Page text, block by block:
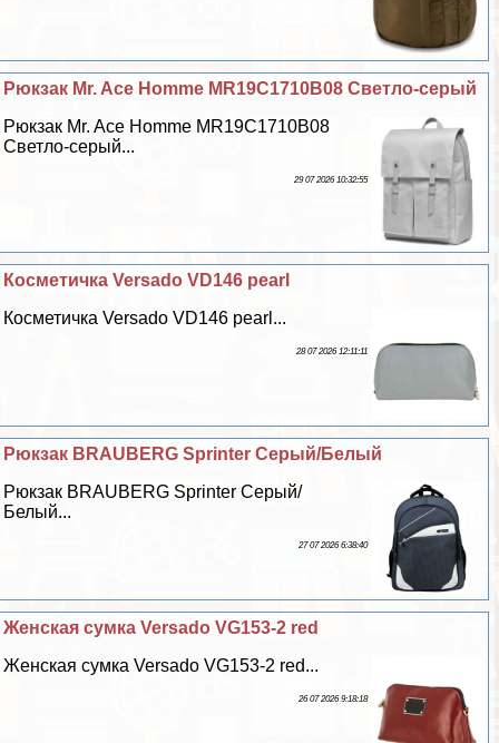
Рюкзак Mr. Ace Homme MR19C1710B08 Светло-серый
Рюкзак Mr. Ace Homme MR19C1710B08
Светло-серый...
29 07 2026 10:32:55
Косметичка Versado VD146 pearl
Косметичка Versado VD146 pearl...
28 07 2026 12:11:11
Рюкзак BRAUBERG Sprinter Серый/Белый
Рюкзак BRAUBERG Sprinter Серый/
Белый...
27 07 2026 6:38:40
Женская сумка Versado VG153-2 red
Женская сумка Versado VG153-2 red...
26 07 2026 9:18:18